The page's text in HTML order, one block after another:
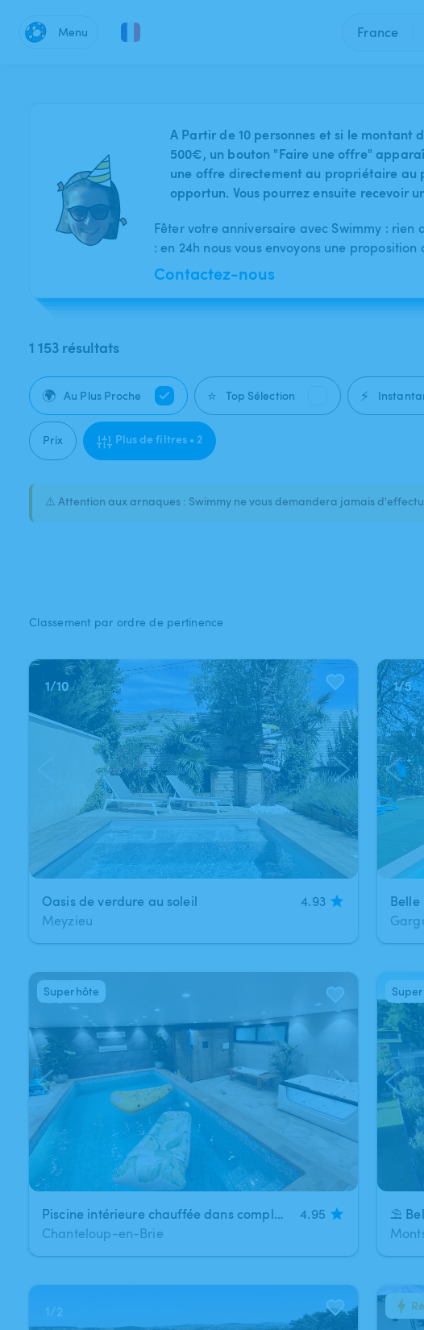
Menu France
A Partir de 10 personnes et si le montant
500€, un bouton "Faire une offre"
une offre directement au propriétaire au
opportun. Vous pourrez ensuite recevoir
Fêter votre anniversaire avec Swimmy : rien
: en 24h nous vous envoyons une
Contactez-nous
1 153 résultats
🌍 Au Plus Proche ⭐ Top Sélection ⚡
Prix Plus de filtres • 2
⚠️ Attention aux arnaques : Swimmy ne vous demandera jamais
Classement par ordre de pertinence
1/10
Oasis de verdure au soleil
4.93
Meyzieu
1/5
Belle
1/5
Piscine intérieure chauffée dans complexe SPA
4.95
Chanteloup-en-Brie
Superhôte 1/4
⛱
1/2 1/25